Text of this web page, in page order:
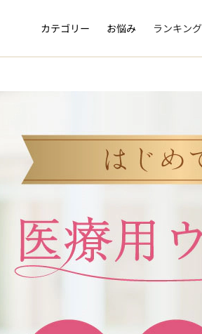
カテゴリー お悩み ランキング